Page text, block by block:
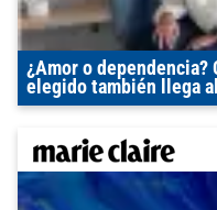
¿Amor o dependencia?
elegido también llega